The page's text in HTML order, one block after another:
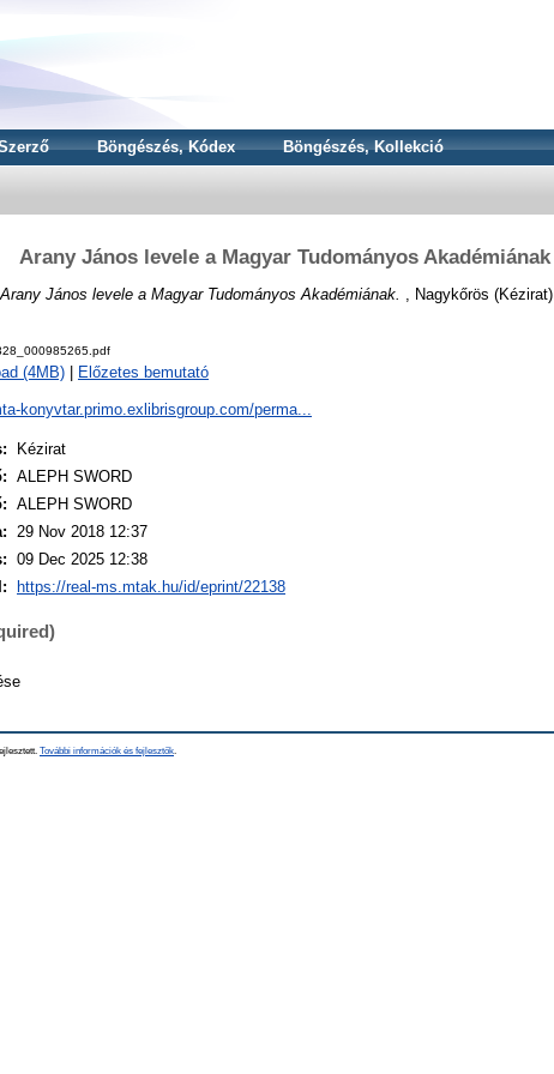
Böngészés, Kódex Böngészés, Kollekció
Arany János levele a Magyar Tudományos Akadémiának
Arany János levele a Magyar Tudományos Akadémiának. , Nagykőrös (Kézirat)
(4MB) Előzetes bemutató
konyvtar.primo.exlibrisgroup.com/perma...
Kézirat
ALEPH SWORD
ALEPH SWORD
29 Nov 2018 12:37
09 Dec 2025 12:38
https://real-ms.mtak.hu/id/eprint/22138
További információk és fejlesztők